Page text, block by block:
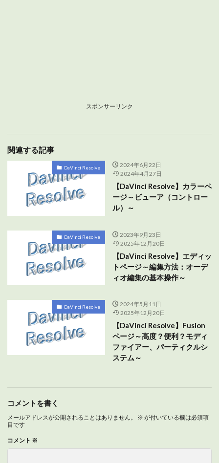
スポンサーリンク
関連する記事
DaVinci Resolve
2024年6月22日
2024年4月27日
【DaVinci Resolve】カラーペ
ージ～ビューア（コントロー
ル）～
DaVinci Resolve
2023年9月23日
2025年12月20日
【DaVinci Resolve】エディッ
トページ～編集方法：オーデ
ィオ編集の基本操作～
DaVinci Resolve
2024年5月11日
2025年12月20日
【DaVinci Resolve】Fusion
ページ～高度？便利？モディ
ファイアー、パーティクルシ
ステム～
コメントを書く
メールアドレスが公開されることはありません。 ※ が付いている欄は必須項
目です
コメント ※